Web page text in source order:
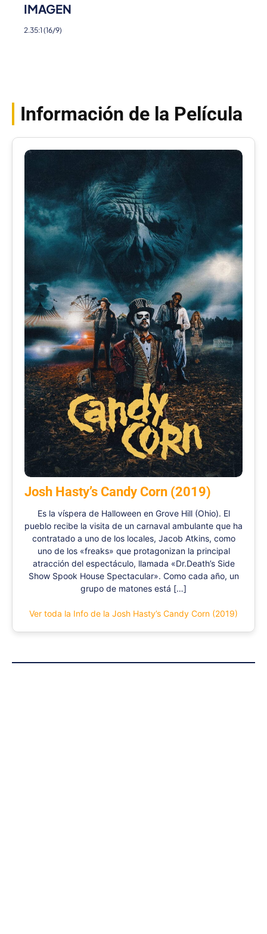
IMAGEN
2.35:1 (16/9)
Información de la Película
Josh Hasty’s Candy Corn (2019)
Es la víspera de Halloween en Grove Hill (Ohio). El
pueblo recibe la visita de un carnaval ambulante que ha
contratado a uno de los locales, Jacob Atkins, como
uno de los «freaks» que protagonizan la principal
atracción del espectáculo, llamada «Dr.Death’s Side
Show Spook House Spectacular». Como cada año, un
grupo de matones está […]
Ver toda la Info de la Josh Hasty’s Candy Corn (2019)